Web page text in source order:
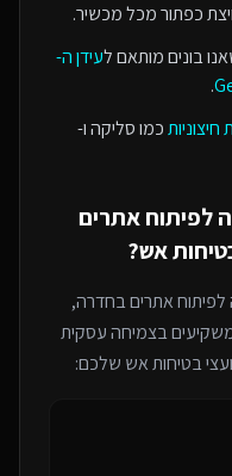
כפתור מכל מכשיר.
בונים מותאם לעידן ה-
.
כמו סליקה ו-
לפיתוח אתרים
אש?
אתריםבחדרה,
בצמיחה עסקית
בטיחות אש שלכם: